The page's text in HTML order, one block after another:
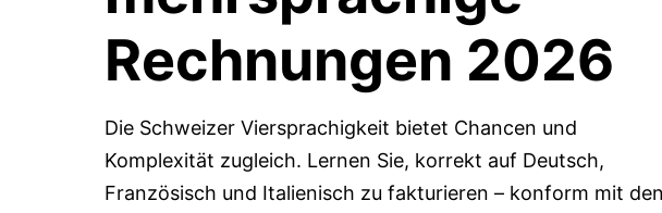
Rechnungen 2026
Die Schweizer Viersprachigkeit bietet Chancen und
Komplexität zugleich. Lernen Sie, korrekt auf Deutsch,
Französisch und Italienisch zu fakturieren – konform mit den